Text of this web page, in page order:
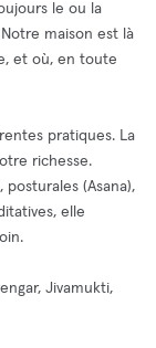
le ou la
maison est là
et où, en toute
pratiques. La
richesse.
posturales (Asana),
elle
Jivamukti,